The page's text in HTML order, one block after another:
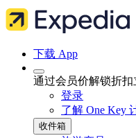
下载 App
通过会员价解锁折扣
登录
了解 One Key
收件箱